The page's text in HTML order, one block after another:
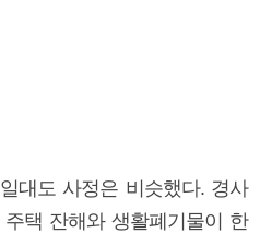
대도 사정은 비슷했다. 경사
택 잔해와 생활폐기물이 한